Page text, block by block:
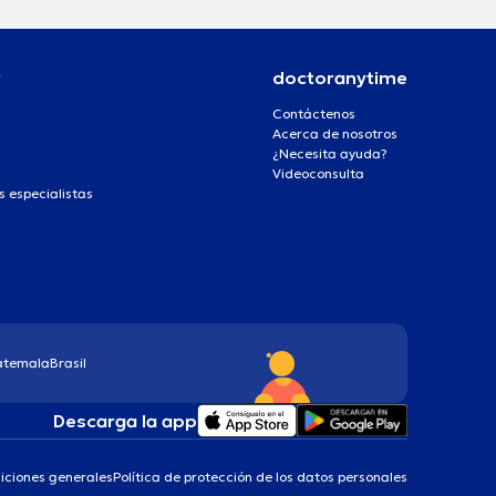
especialistas
doctoranytime
Contáctenos
Acerca de nosotros
¿Necesita ayuda?
Videoconsulta
Brasil
Descarga la app
generalesPolítica de protección de los datos personales